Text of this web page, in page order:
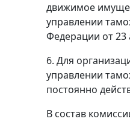
движимое
управлении
Федерации от 23
6. Для
управлении
постоянно
В состав